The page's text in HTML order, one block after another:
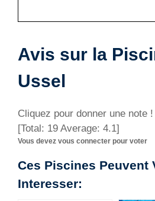
Avis sur la
Ussel
Cliquez pour donner une note !
[Total: 19 Average: 4.1]
Vous devez vous connecter pour voter
Ces Piscines Peuvent
Interesser: